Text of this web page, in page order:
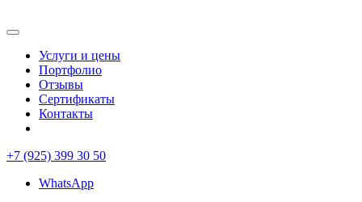
Услуги и цены
Портфолио
Отзывы
Сертификаты
Контакты
+7 (925) 399 30 50
WhatsApp